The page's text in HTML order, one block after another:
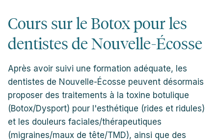
Cours sur le Botox pour les
dentistes de Nouvelle-Écosse
Après avoir suivi une formation adéquate, les
dentistes de Nouvelle-Écosse peuvent désormais
proposer des traitements à la toxine botulique
(Botox/Dysport) pour l'esthétique (rides et ridules)
et les douleurs faciales/thérapeutiques
(migraines/maux de tête/TMD), ainsi que des